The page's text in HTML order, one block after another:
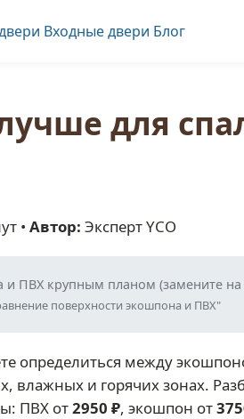
Входные двери Блог
для
• Автор: Эксперт YCO
и ПВХ крупным планом (замените
поверхности экошпона и ПВХ"
определиться между
влажных и горячих зонах.
ПВХ от2950 ₽, экошпон от